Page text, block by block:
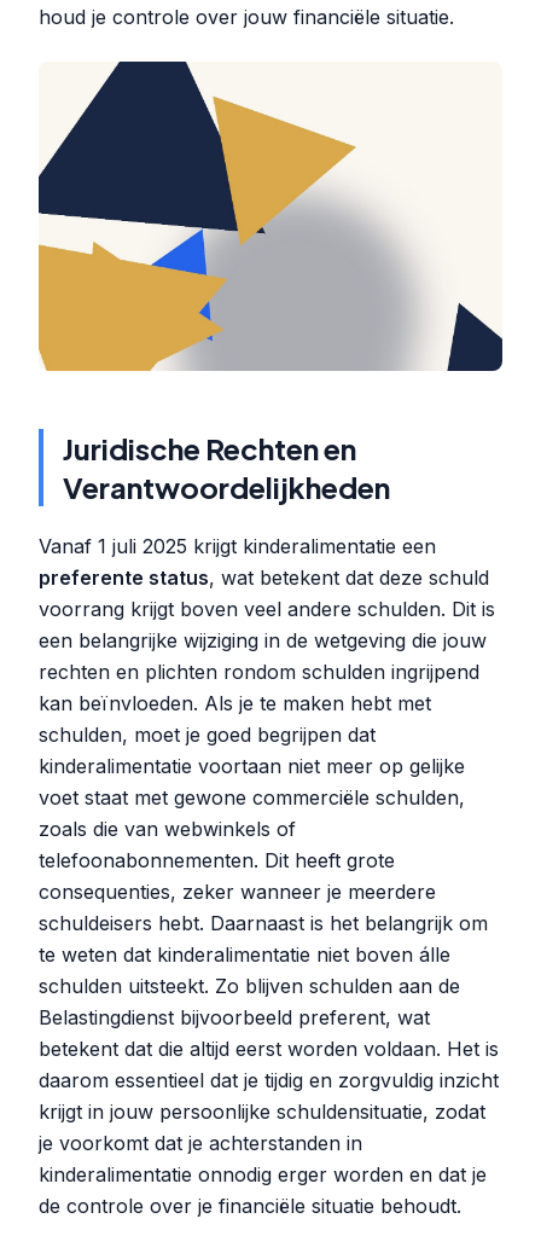
houd je controle over jouw financiële situatie.
Juridische Rechten en
Verantwoordelijkheden
Vanaf 1 juli 2025 krijgt kinderalimentatie een
preferente status, wat betekent dat deze schuld
voorrang krijgt boven veel andere schulden. Dit is
een belangrijke wijziging in de wetgeving die jouw
rechten en plichten rondom schulden ingrijpend
kan beïnvloeden. Als je te maken hebt met
schulden, moet je goed begrijpen dat
kinderalimentatie voortaan niet meer op gelijke
voet staat met gewone commerciële schulden,
zoals die van webwinkels of
telefoonabonnementen. Dit heeft grote
consequenties, zeker wanneer je meerdere
schuldeisers hebt. Daarnaast is het belangrijk om
te weten dat kinderalimentatie niet boven álle
schulden uitsteekt. Zo blijven schulden aan de
Belastingdienst bijvoorbeeld preferent, wat
betekent dat die altijd eerst worden voldaan. Het is
daarom essentieel dat je tijdig en zorgvuldig inzicht
krijgt in jouw persoonlijke schuldensituatie, zodat
je voorkomt dat je achterstanden in
kinderalimentatie onnodig erger worden en dat je
de controle over je financiële situatie behoudt.